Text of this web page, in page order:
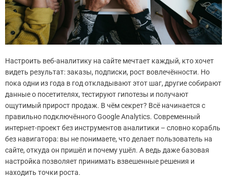
Настроить веб-аналитику на сайте мечтает каждый, кто хочет
видеть результат: заказы, подписки, рост вовлечённости. Но
пока одни из года в год откладывают этот шаг, другие собирают
данные о посетителях, тестируют гипотезы и получают
ощутимый прирост продаж. В чём секрет? Всё начинается с
правильно подключённого Google Analytics. Современный
интернет-проект без инструментов аналитики – словно корабль
без навигатора: вы не понимаете, что делает пользователь на
сайте, откуда он пришёл и почему ушёл. А ведь даже базовая
настройка позволяет принимать взвешенные решения и
находить точки роста.